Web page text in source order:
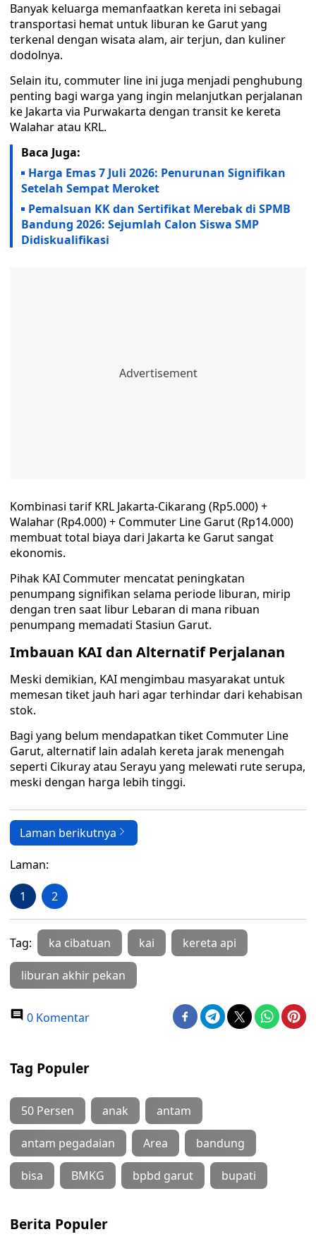
Banyak keluarga memanfaatkan kereta ini sebagai
transportasi hemat untuk liburan ke Garut yang
terkenal dengan wisata alam, air terjun, dan kuliner
dodolnya.
Selain itu, commuter line ini juga menjadi penghubung
penting bagi warga yang ingin melanjutkan perjalanan
ke Jakarta via Purwakarta dengan transit ke kereta
Walahar atau KRL.
Baca Juga:
Harga Emas 7 Juli 2026: Penurunan Signifikan
Setelah Sempat Meroket
Pemalsuan KK dan Sertifikat Merebak di SPMB
Bandung 2026: Sejumlah Calon Siswa SMP
Didiskualifikasi
Kombinasi tarif KRL Jakarta-Cikarang (Rp5.000) +
Walahar (Rp4.000) + Commuter Line Garut (Rp14.000)
membuat total biaya dari Jakarta ke Garut sangat
ekonomis.
Pihak KAI Commuter mencatat peningkatan
penumpang signifikan selama periode liburan, mirip
dengan tren saat libur Lebaran di mana ribuan
penumpang memadati Stasiun Garut.
Imbauan KAI dan Alternatif Perjalanan
Meski demikian, KAI mengimbau masyarakat untuk
memesan tiket jauh hari agar terhindar dari kehabisan
stok.
Bagi yang belum mendapatkan tiket Commuter Line
Garut, alternatif lain adalah kereta jarak menengah
seperti Cikuray atau Serayu yang melewati rute serupa,
meski dengan harga lebih tinggi.
Laman berikutnya
Laman:
1 2
Tag: ka cibatuan kai kereta api
liburan akhir pekan
0 Komentar
Tag Populer
50 Persen anak antam
antam pegadaian Area bandung
bisa BMKG bpbd garut bupati
Berita Populer